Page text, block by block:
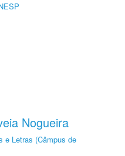
Nogueira
e Letras (Câmpus de